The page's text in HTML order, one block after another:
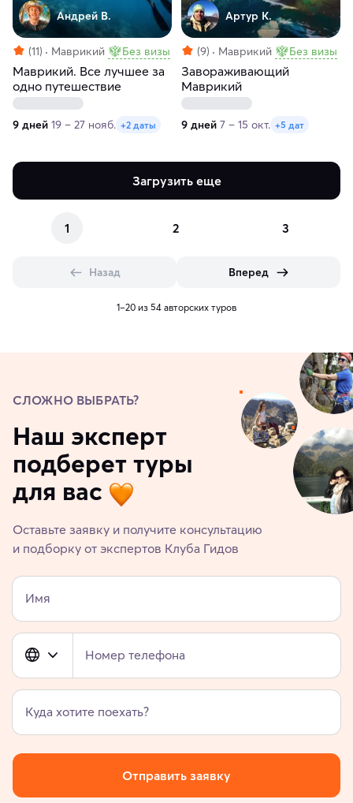
Андрей В.
(11) Маврикий Без визы
Маврикий. Все лучшее за
одно путешествие
9 дней 19 – 27 нояб. +2 даты
Артур К.
(9) Маврикий Без визы
Завораживающий
Маврикий
9 дней 7 – 15 окт. +5 дат
Загрузить еще
1 2 3
Назад Вперед
1–20 из 54 авторских туров
СЛОЖНО ВЫБРАТЬ?
Наш эксперт
подберет туры
для вас
Оставьте заявку и получите консультацию
и подборку от экспертов Клуба Гидов
Имя
Номер телефона
Куда хотите поехать?
Отправить заявку